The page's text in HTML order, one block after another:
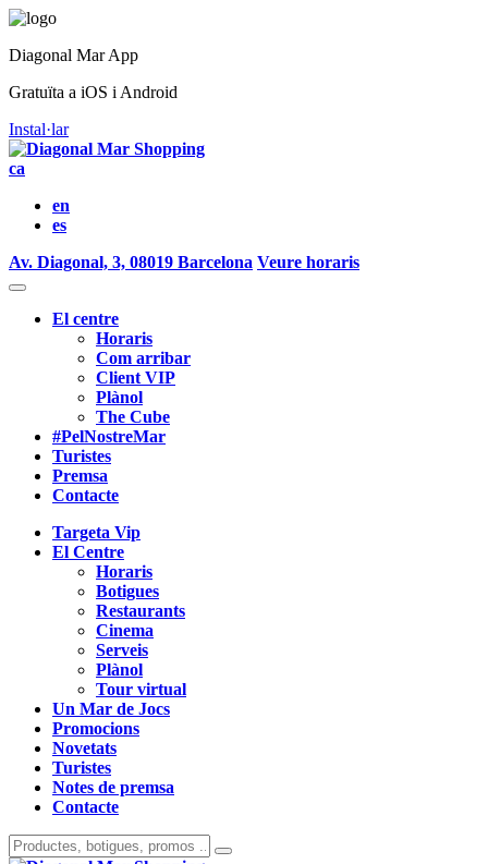
Diagonal Mar App
Gratuïta a iOS i Android
Instal·lar
ca
en
es
Av. Diagonal, 3, 08019 Barcelona Veure horaris
El centre
Horaris
Com arribar
Client VIP
Plànol
The Cube
#PelNostreMar
Turistes
Premsa
Contacte
Targeta Vip
El Centre
Horaris
Botigues
Restaurants
Cinema
Serveis
Plànol
Tour virtual
Un Mar de Jocs
Promocions
Novetats
Turistes
Notes de premsa
Contacte